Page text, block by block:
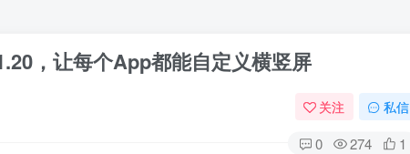
，让每个App都能自定义横竖屏
关注 私信
0 274 1